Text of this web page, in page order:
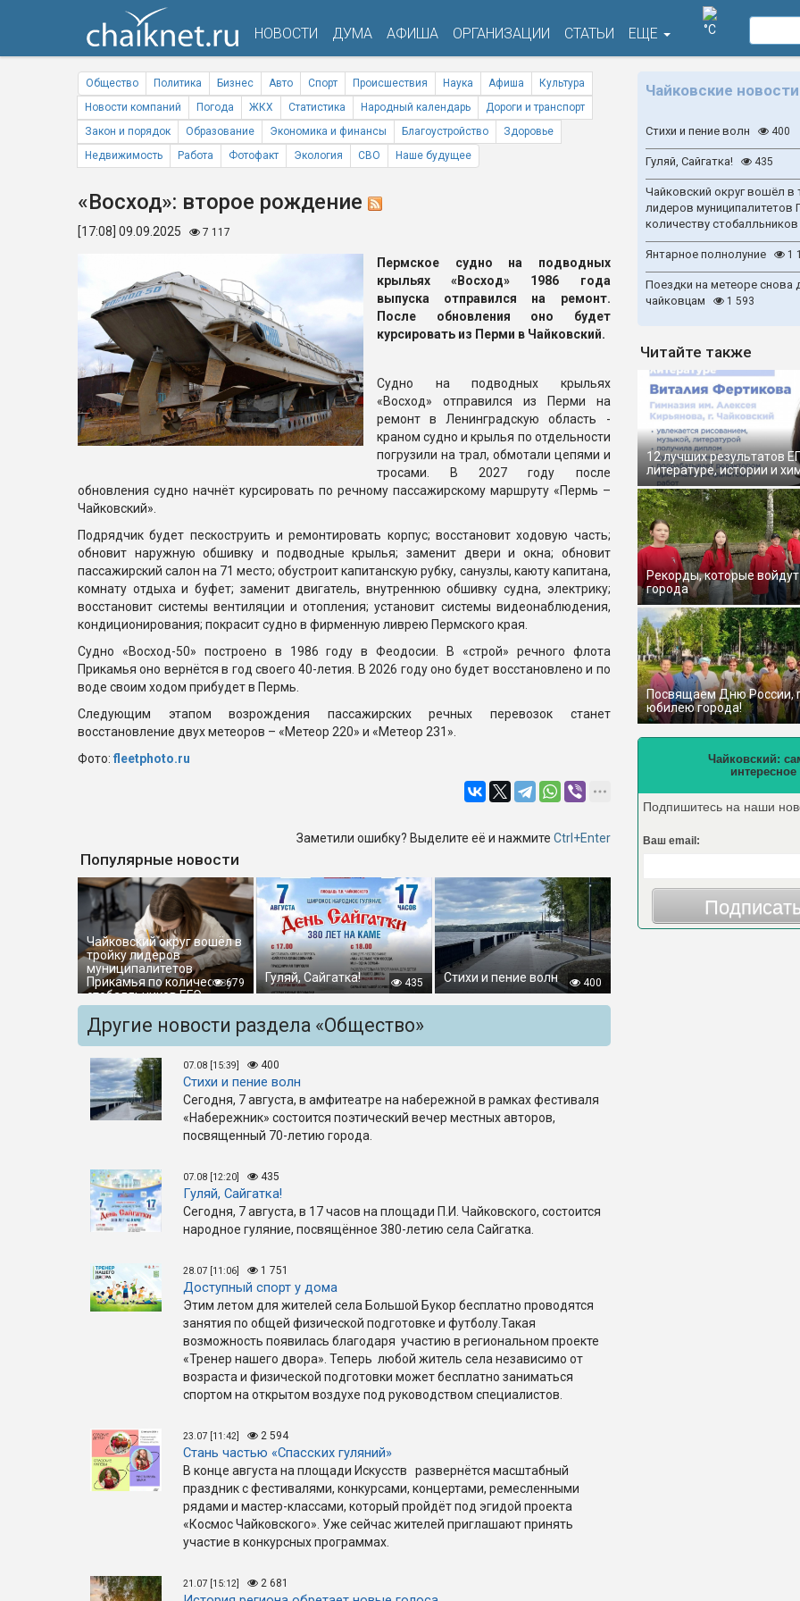
НОВОСТИ ДУМА АФИША ОРГАНИЗАЦИИ СТАТЬИ ЕЩЕ °C
Общество Политика Бизнес Авто Спорт Происшествия Наука Афиша
Культура
Новости компаний
Погода ЖКХ Статистика Народный календарь
Дороги и транспорт
Закон и порядок
Образование Экономика и финансы Благоустройство
Здоровье
Недвижимость
Работа Фотофакт Экология СВО Наше будущее
«Восход»: второе рождение
[17:08] 09.09.2025 7 117
Пермское судно на подводных
крыльях «Восход» 1986 года
выпуска отправился на ремонт.
После обновления оно будет
курсировать из Перми в Чайковский.
Судно на подводных крыльях
«Восход» отправился из Перми на
ремонт в Ленинградскую область -
краном судно и крылья по отдельности
погрузили на трал, обмотали цепями и
тросами. В 2027 году после
обновления судно начнёт курсировать по речному пассажирскому маршруту «Пермь –
Чайковский».
Подрядчик будет пескоструить и ремонтировать корпус; восстановит ходовую часть;
обновит наружную обшивку и подводные крылья; заменит двери и окна; обновит
пассажирский салон на 71 место; обустроит капитанскую рубку, санузлы, каюту капитана,
комнату отдыха и буфет; заменит двигатель, внутреннюю обшивку судна, электрику;
восстановит системы вентиляции и отопления; установит системы видеонаблюдения,
кондиционирования; покрасит судно в фирменную ливрею Пермского края.
Судно «Восход-50» построено в 1986 году в Феодосии. В «строй» речного флота
Прикамья оно вернётся в год своего 40-летия. В 2026 году оно будет восстановлено и по
воде своим ходом прибудет в Пермь.
Следующим этапом возрождения пассажирских речных перевозок станет
восстановление двух метеоров – «Метеор 220» и «Метеор 231».
Фото: fleetphoto.ru
Заметили ошибку? Выделите её и нажмите Ctrl+Enter
Популярные новости
Чайковский округ вошёл в
тройку лидеров
муниципалитетов
Прикамья по количеству
стобалльников ЕГЭ
679 Гуляй, Сайгатка! 435 Стихи и пение волн 400
Другие новости раздела «Общество»
07.08 [15:39] 400
Стихи и пение волн
Сегодня, 7 августа, в амфитеатре на набережной в рамках фестиваля
«Набережник» состоится поэтический вечер местных авторов,
посвященный 70-летию города.
07.08 [12:20] 435
Гуляй, Сайгатка!
Сегодня, 7 августа, в 17 часов на площади П.И. Чайковского, состоится
народное гуляние, посвящённое 380-летию села Сайгатка.
28.07 [11:06] 1 751
Доступный спорт у дома
Этим летом для жителей села Большой Букор бесплатно проводятся
занятия по общей физической подготовке и футболу.Такая
возможность появилась благодаря участию в региональном проекте
«Тренер нашего двора». Теперь любой житель села независимо от
возраста и физической подготовки может бесплатно заниматься
спортом на открытом воздухе под руководством специалистов.
23.07 [11:42] 2 594
Стань частью «Спасских гуляний»
В конце августа на площади Искусств развернётся масштабный
праздник с фестивалями, конкурсами, концертами, ремесленными
рядами и мастер-классами, который пройдёт под эгидой проекта
«Космос Чайковского». Уже сейчас жителей приглашают принять
участие в конкурсных программах.
21.07 [15:12] 2 681
Чайковские новости
Стихи и пение волн 400
Гуляй, Сайгатка! 435
Чайковский округ вошёл в
лидеров муниципалитетов
количеству
Янтарное полнолуние 1
Поездки на метеоре снова
чайковцам
1 593
Читайте также
12 лучших результатов
литературе, истории и
Рекорды, которые
города
Посвящаем Дню России,
юбилею города!
Чайковский:
интересное
Подпишитесь на наши
Ваш email: